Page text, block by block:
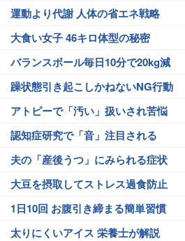
運動より代謝 人体の省エネ戦略
大食い女子 46キロ体型の秘密
バランスボール毎日10分で20kg減
躁状態引き起こしかねないNG行動
アトピーで「汚い」扱いされ苦悩
認知症研究で「音」注目される
夫の「産後うつ」にみられる症状
大豆を摂取してストレス過食防止
1日10回 お腹引き締まる簡単習慣
太りにくいアイス 栄養士が解説